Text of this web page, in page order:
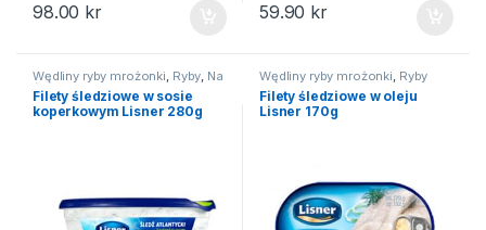
98.00 kr 59.90 kr
Wędliny ryby mrożonki Ryby Na
święta
Filety śledziowe w sosie
koperkowym Lisner 280g
Wędliny ryby mrożonki Ryby
Filety śledziowe w oleju
Lisner 170g